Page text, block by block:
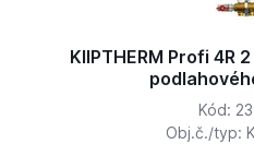
KIIPTHERM Profi 4R
Kód:
Obj.č./typ: